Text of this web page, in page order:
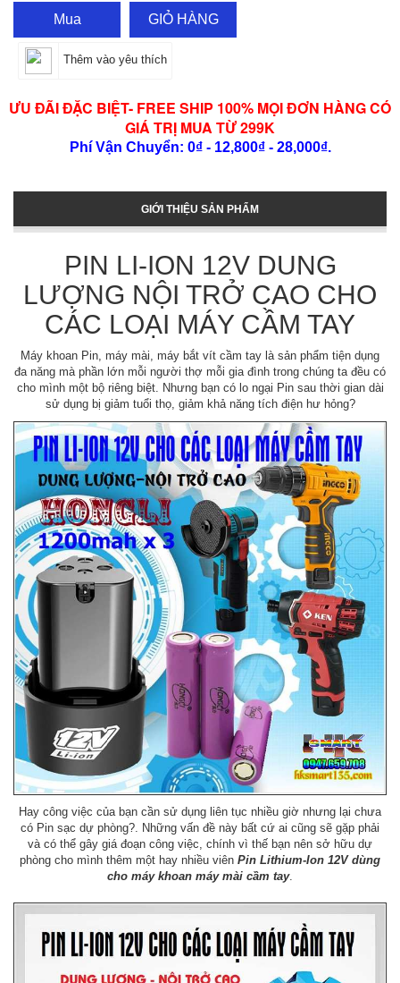
Mua GIỎ HÀNG
Thêm vào yêu thích
ƯU ĐÃI ĐẶC BIỆT- FREE SHIP 100% MỌI ĐƠN HÀNG CÓ
GIÁ TRỊ MUA TỪ 299K
Phí Vận Chuyển: 0₫ - 12,800₫ - 28,000₫.
GIỚI THIỆU SẢN PHẨM
PIN LI-ION 12V DUNG
LƯỢNG NỘI TRỞ CAO CHO
CÁC LOẠI MÁY CẦM TAY
Máy khoan Pin, máy mài, máy bắt vít cầm tay là sản phẩm tiện dụng
đa năng mà phần lớn mỗi người thợ mỗi gia đình trong chúng ta đều có
cho mình một bộ riêng biệt. Nhưng bạn có lo ngại Pin sau thời gian dài
sử dụng bị giảm tuổi thọ, giảm khả năng tích điện hư hỏng?
Hay công việc của bạn cần sử dụng liên tục nhiều giờ nhưng lại chưa
có Pin sạc dự phòng?. Những vấn đề này bất cứ ai cũng sẽ gặp phải
và có thể gây giá đoạn công việc, chính vì thế bạn nên sở hữu dự
phòng cho mình thêm một hay nhiều viên Pin Lithium-Ion 12V dùng
cho máy khoan máy mài cầm tay.